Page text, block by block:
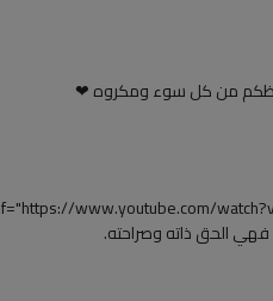
من كل سوء ومكروه ❤
فهي الحق ذاته وصراحته.